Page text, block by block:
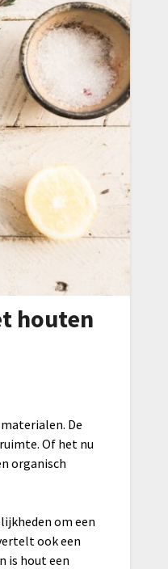
houten
De
Of het nu
organisch
om een
ook een
is hout een